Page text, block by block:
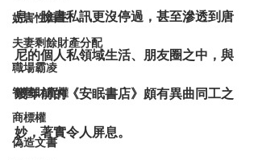
妨害性自主
夫妻剩餘財產分配
職場霸凌
智慧財產權
商標權
偽造文書
息、臉書私訊更沒停過，甚至滲透到唐
尼的個人私領域生活、朋友圈之中，與
幾年前的《安眠書店》頗有異曲同工之
妙，著實令人屏息。